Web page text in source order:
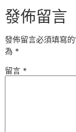
發佈留言
發佈留言必須填寫
為 *
留言 *